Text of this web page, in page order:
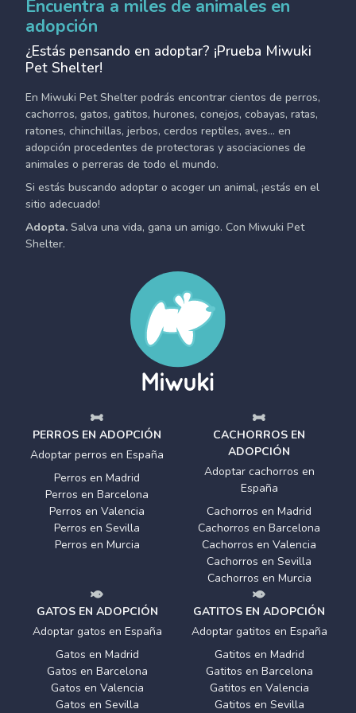
Encuentra a miles de animales en
adopción
¿Estás pensando en adoptar? ¡Prueba Miwuki
Pet Shelter!
En Miwuki Pet Shelter podrás encontrar cientos de perros,
cachorros, gatos, gatitos, hurones, conejos, cobayas, ratas,
ratones, chinchillas, jerbos, cerdos reptiles, aves... en
adopción procedentes de protectoras y asociaciones de
animales o perreras de todo el mundo.
Si estás buscando adoptar o acoger un animal, ¡estás en el
sitio adecuado!
Adopta. Salva una vida, gana un amigo. Con Miwuki Pet
Shelter.
PERROS EN ADOPCIÓN
Adoptar perros en España
Perros en Madrid
Perros en Barcelona
Perros en Valencia
Perros en Sevilla
Perros en Murcia
CACHORROS EN
ADOPCIÓN
Adoptar cachorros en
España
Cachorros en Madrid
Cachorros en Barcelona
Cachorros en Valencia
Cachorros en Sevilla
Cachorros en Murcia
GATOS EN ADOPCIÓN
Adoptar gatos en España
Gatos en Madrid
Gatos en Barcelona
Gatos en Valencia
Gatos en Sevilla
GATITOS EN ADOPCIÓN
Adoptar gatitos en España
Gatitos en Madrid
Gatitos en Barcelona
Gatitos en Valencia
Gatitos en Sevilla